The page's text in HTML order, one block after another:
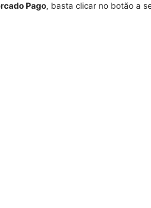
Pago, basta clicar no botão a